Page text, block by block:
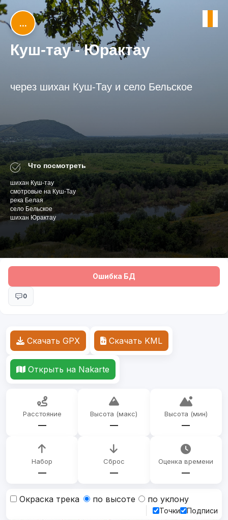
Куш-тау - Юрактау
через шихан Куш-Тау и село Бельское
Что посмотреть
шихан Куш-тау
смотровые на Куш-Тау
река Белая
село Бельское
шихан Юрактау
Ошибка БД
0
Скачать GPX Скачать KML
Открыть на Nakarte
Расстояние
—
Высота (макс)
—
Высота (мин)
—
Набор
—
Сброс
—
Оценка времени
—
Окраска трека по высоте по уклону
Точки Подписи
...